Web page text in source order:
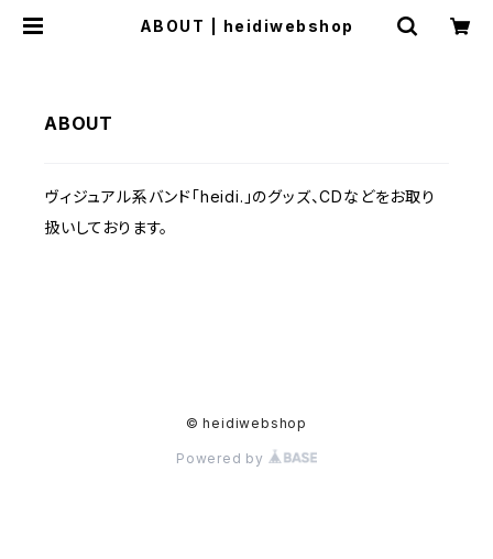
ABOUT | heidiwebshop
ABOUT
ヴィジュアル系バンド「heidi.」のグッズ、CDなどをお取り
扱いしております。
© heidiwebshop
Powered by